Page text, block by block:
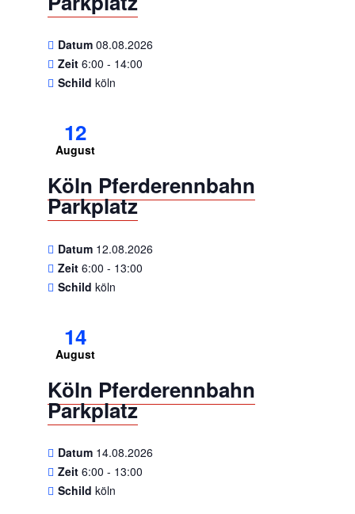
Datum 08.08.2026
Zeit 6:00 - 14:00
Schild köln
12
August
Köln Pferderennbahn
Parkplatz
Datum 12.08.2026
Zeit 6:00 - 13:00
Schild köln
14
August
Köln Pferderennbahn
Parkplatz
Datum 14.08.2026
Zeit 6:00 - 13:00
Schild köln